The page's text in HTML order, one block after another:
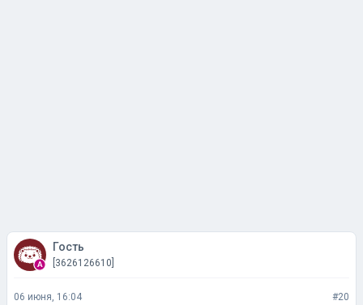
Гость
[3626126610]
06 июня, 16:04 #20